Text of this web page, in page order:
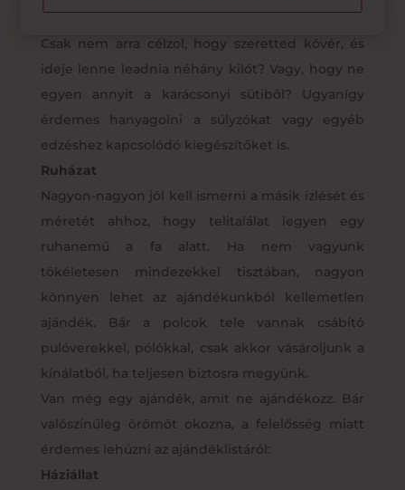
van annak, ha edzőtermi bérletet ajándékozol.
Csak nem arra célzol, hogy szeretted kövér, és
ideje lenne leadnia néhány kilót? Vagy, hogy ne
egyen annyit a karácsonyi sütiből? Ugyanígy
érdemes hanyagolni a súlyzókat vagy egyéb
edzéshez kapcsolódó kiegészítőket is.
Ruházat
Nagyon-nagyon jól kell ismerni a másik ízlését és
méretét ahhoz, hogy telitalálat legyen egy
ruhanemű a fa alatt. Ha nem vagyunk
tökéletesen mindezekkel tisztában, nagyon
könnyen lehet az ajándékunkból kellemetlen
ajándék. Bár a polcok tele vannak csábító
pulóverekkel, pólókkal, csak akkor vásároljunk a
kínálatból, ha teljesen biztosra megyünk.
Van még egy ajándék, amit ne ajándékozz. Bár
valószínűleg örömöt okozna, a felelősség miatt
érdemes lehúzni az ajándéklistáról:
Háziállat